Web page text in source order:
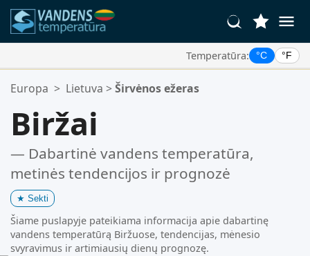
Temperatūra: °C °F
Jūsų Mėgstamiausios Vietos:
Europa > Lietuva >Širvėnos ežeras
Biržai
— Dabartinė vandens temperatūra,
metinės tendencijos ir prognozė
★ Sekti
Šiame puslapyje pateikiama informacija apie dabartinę
vandens temperatūrą Biržuose, tendencijas, mėnesio
svyravimus ir artimiausių dienų prognozę.